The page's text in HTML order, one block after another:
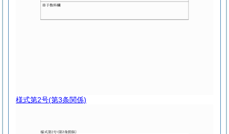
様式第2号(第3条関係)